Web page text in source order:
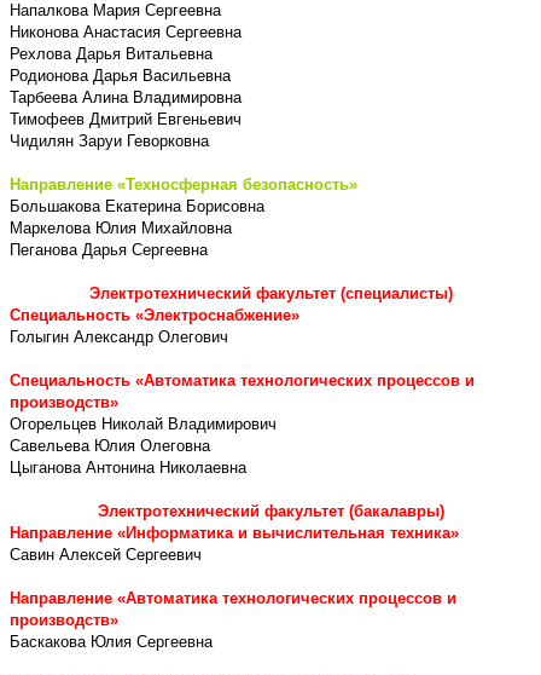
Напалкова Мария Сергеевна
Никонова Анастасия Сергеевна
Рехлова Дарья Витальевна
Родионова Дарья Васильевна
Тарбеева Алина Владимировна
Тимофеев Дмитрий Евгеньевич
Чидилян Заруи Геворковна
Направление «Техносферная безопасность»
Большакова Екатерина Борисовна
Маркелова Юлия Михайловна
Пеганова Дарья Сергеевна
Электротехнический факультет (специалисты)
Специальность «Электроснабжение»
Голыгин Александр Олегович
Специальность «Автоматика технологических процессов и
производств»
Огорельцев Николай Владимирович
Савельева Юлия Олеговна
Цыганова Антонина Николаевна
Электротехнический факультет (бакалавры)
Направление «Информатика и вычислительная техника»
Савин Алексей Сергеевич
Направление «Автоматика технологических процессов и
производств»
Баскакова Юлия Сергеевна